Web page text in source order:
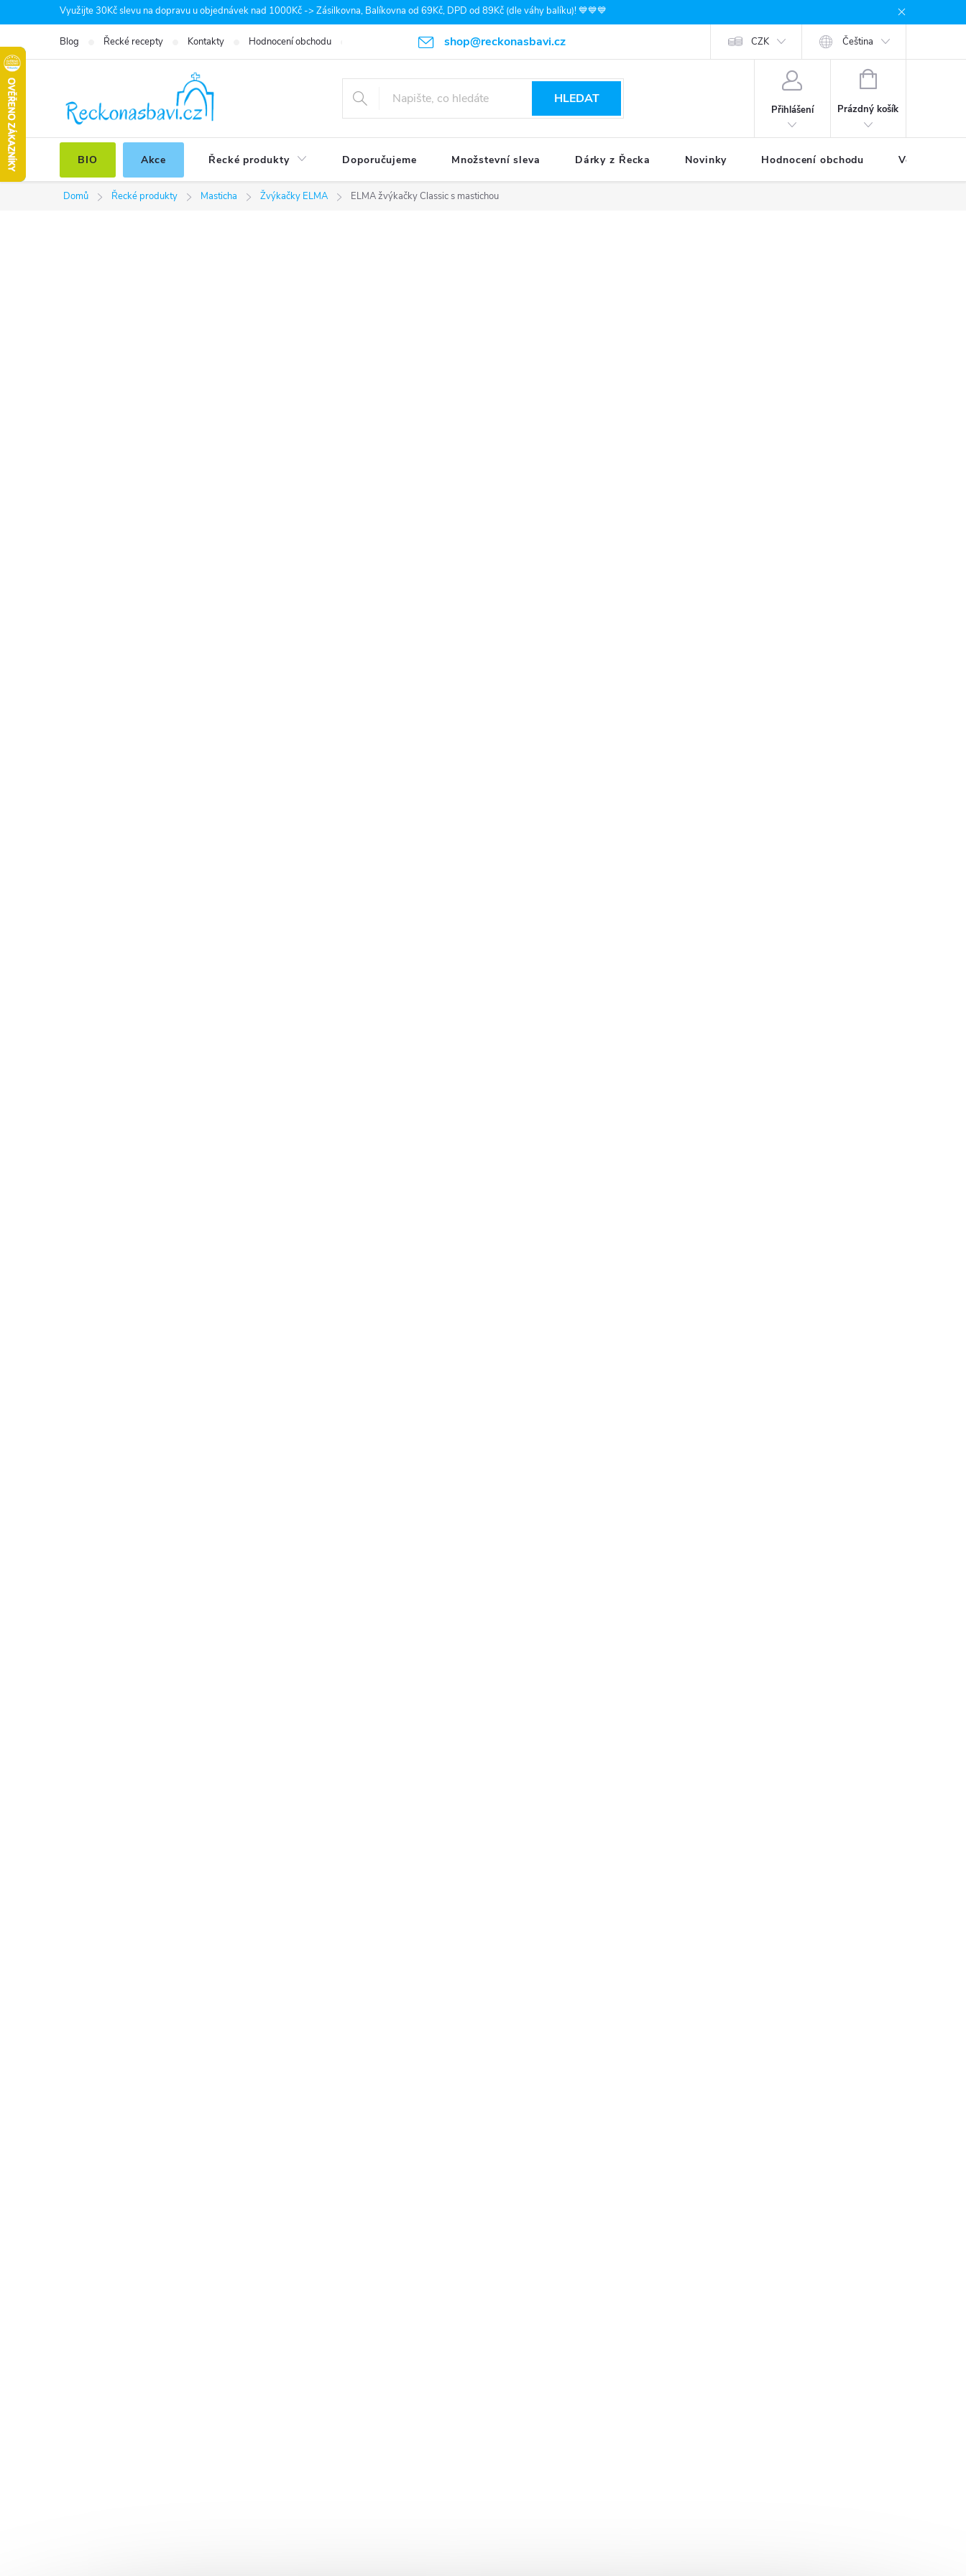
na
obsah
Využijte 30Kč slevu na dopravu u objednávek nad 1000Kč -> Zásilkovna, Balíkovna od 69Kč, DPD od 89Kč (dle váhy balíku)! 💙💙💙
shop@reckonasbavi.cz
Blog Řecké recepty Kontakty Hodnocení obchodu Podmínky ochrany osobních údajů Obchodní podmínky Provizní systém Moje objednávka
CZK Čeština
HLEDAT
Přihlášení
NÁKUPNÍ
Prázdný košík
BIO Akce Řecké produkty Doporučujeme Množstevní sleva Dárky z Řecka Novinky Hodnocení obchodu Věrnostní
Domů Řecké produkty Masticha Žvýkačky ELMA ELMA žvýkačky Classic s mastichou